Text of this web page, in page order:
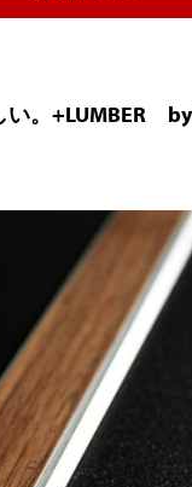
い。+LUMBER